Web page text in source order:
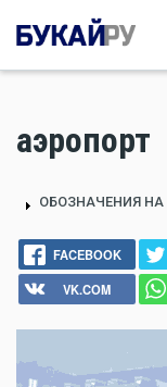
аэропорт
ОБОЗНАЧЕНИЯ НА
FACEBOOK
VK.COM